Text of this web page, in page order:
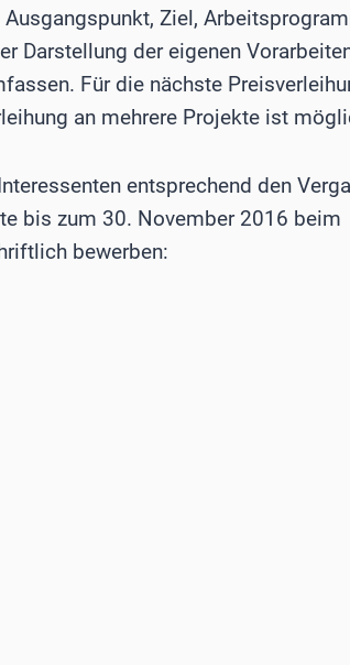
Ziel,
Darstellung der eigenen
Für die nächste
an mehrere Projekte ist
entsprechend den
bis zum 30. November 2016 beim
bewerben: